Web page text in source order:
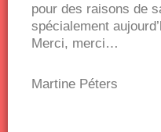
pour des raisons de
spécialement
Merci, merci…
Martine Péters